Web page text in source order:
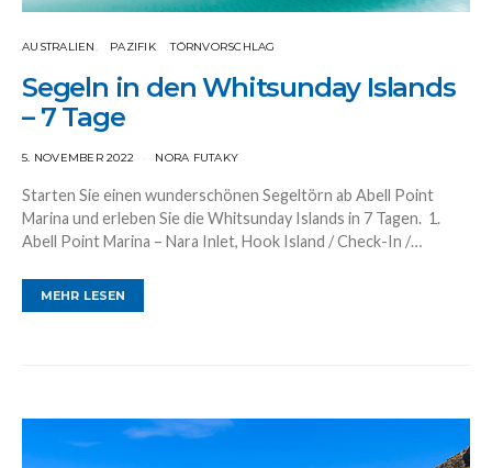
AUSTRALIEN PAZIFIK TÖRNVORSCHLAG
Segeln in den Whitsunday Islands
– 7 Tage
5. NOVEMBER 2022 NORA FUTAKY
Starten Sie einen wunderschönen Segeltörn ab Abell Point
Marina und erleben Sie die Whitsunday Islands in 7 Tagen. 1.
Abell Point Marina – Nara Inlet, Hook Island / Check-In /…
MEHR LESEN